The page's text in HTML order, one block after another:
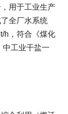
用于工业生产
全厂水系统
h，符合《煤化
中工业干盐一